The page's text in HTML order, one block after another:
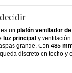
un plafón ventilador
luz principal y
grande. Con 485
discreto en techo y